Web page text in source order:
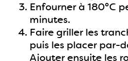
Enfourner à 180°C
minutes.
Faire griller les
puis les placer par-
Ajouter ensuite les